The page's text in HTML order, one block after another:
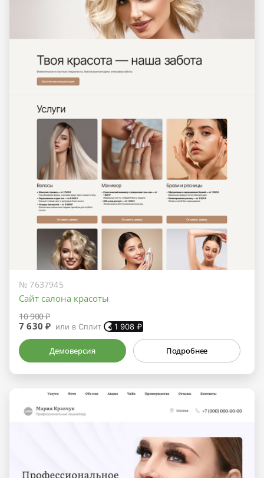
№ 7637945
Сайт салона красоты
10 900 ₽
7 630 ₽ или в Сплит 1 908 ₽
Демоверсия Подробнее